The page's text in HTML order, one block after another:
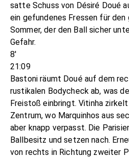
satte Schuss von Désiré Doué
ein gefundenes Fressen für
Sommer, der den Ball sicher
Gefahr.
8'
21:09
Bastoni räumt Doué auf dem
rustikalen Bodycheck ab, was
Freistoß einbringt. Vitinha
Zentrum, wo Marquinhos aus
aber knapp verpasst. Die
Ballbesitz und setzen nach.
von rechts in Richtung zweiter